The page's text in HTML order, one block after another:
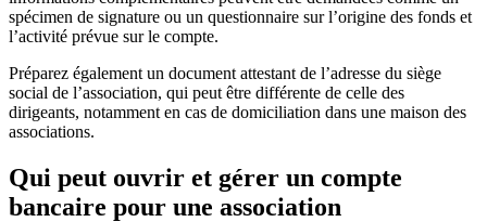
spécimen de signature ou un questionnaire sur l’origine des fonds et
l’activité prévue sur le compte.
Préparez également un document attestant de l’adresse du siège
social de l’association, qui peut être différente de celle des
dirigeants, notamment en cas de domiciliation dans une maison des
associations.
Qui peut ouvrir et gérer un compte
bancaire pour une association